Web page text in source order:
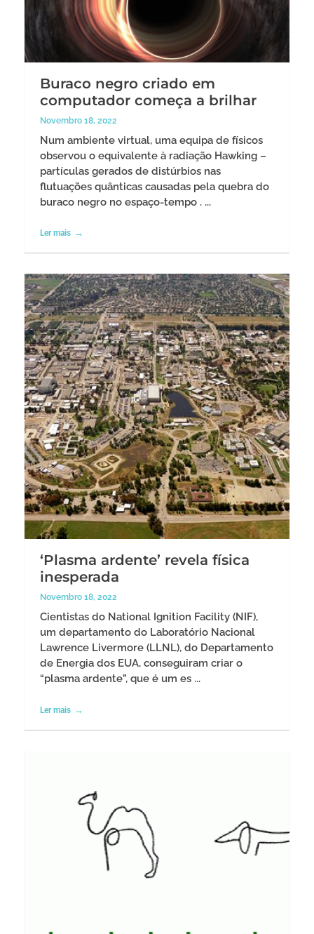
Buraco negro criado em
computador começa a brilhar
Novembro 18, 2022
Num ambiente virtual, uma equipa de físicos
observou o equivalente à radiação Hawking –
partículas gerados de distúrbios nas
flutuações quânticas causadas pela quebra do
buraco negro no espaço-tempo . ...
Ler mais
‘Plasma ardente’ revela física
inesperada
Novembro 18, 2022
Cientistas do National Ignition Facility (NIF),
um departamento do Laboratório Nacional
Lawrence Livermore (LLNL), do Departamento
de Energia dos EUA, conseguiram criar o
“plasma ardente”, que é um es ...
Ler mais